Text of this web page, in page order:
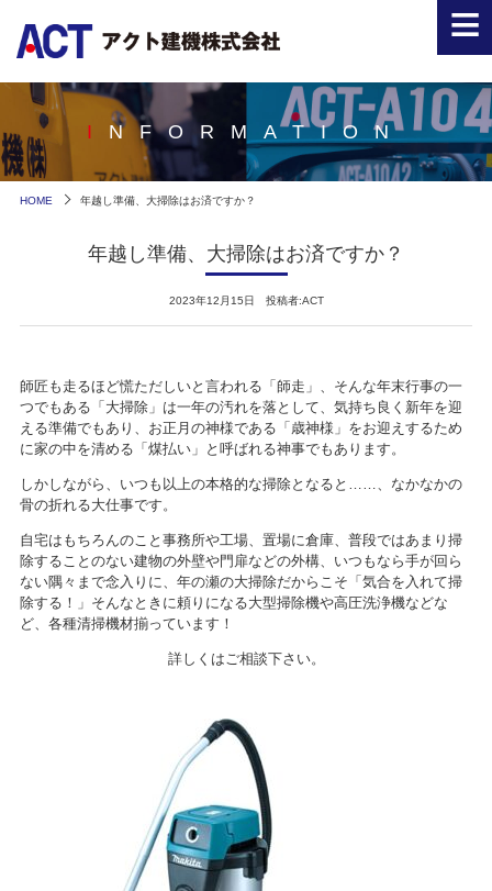
INFORMATION
HOME 年越し準備、大掃除はお済ですか？
年越し準備、大掃除はお済ですか？
2023年12月15日 投稿者:ACT
師匠も走るほど慌ただしいと言われる「師走」、そんな年末行事の一
つでもある「大掃除」は一年の汚れを落として、気持ち良く新年を迎
える準備でもあり、お正月の神様である「歳神様」をお迎えするため
に家の中を清める「煤払い」と呼ばれる神事でもあります。
しかしながら、いつも以上の本格的な掃除となると……、なかなかの
骨の折れる大仕事です。
自宅はもちろんのこと事務所や工場、置場に倉庫、普段ではあまり掃
除することのない建物の外壁や門扉などの外構、いつもなら手が回ら
ない隅々まで念入りに、年の瀬の大掃除だからこそ「気合を入れて掃
除する！」そんなときに頼りになる大型掃除機や高圧洗浄機などな
ど、各種清掃機材揃っています！
詳しくはご相談下さい。
≡